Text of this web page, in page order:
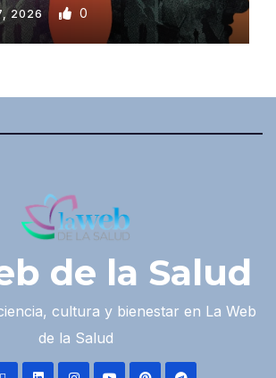
2026 0
de la Salud
cultura y bienestar en La Web
de la Salud